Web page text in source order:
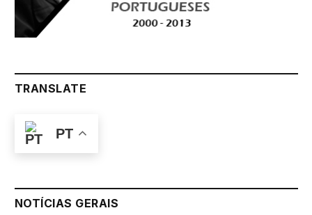
TRANSLATE
PT
NOTÍCIAS GERAIS